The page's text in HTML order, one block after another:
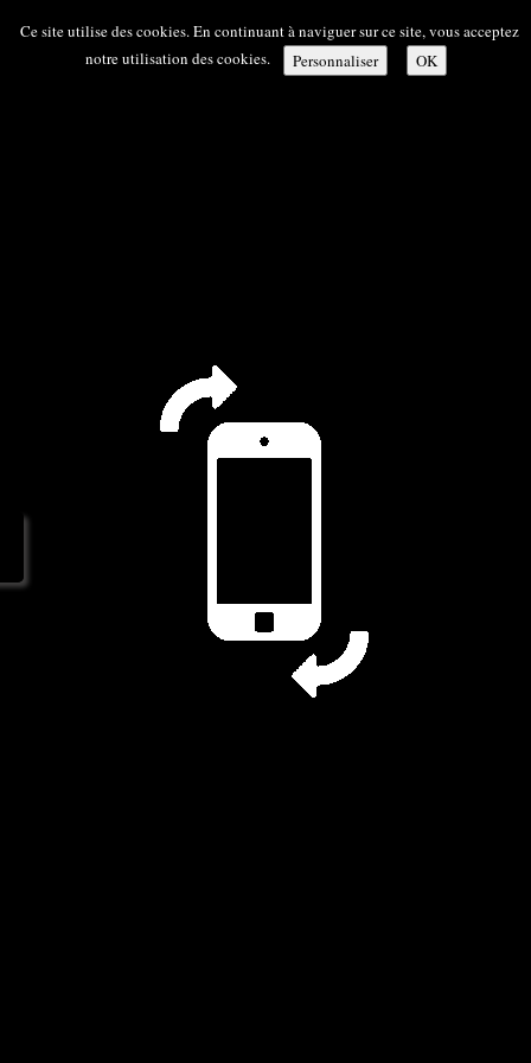
Ce site utilise des cookies. En continuant à naviguer sur ce site, vous acceptez
notre utilisation des cookies.
Personnaliser OK